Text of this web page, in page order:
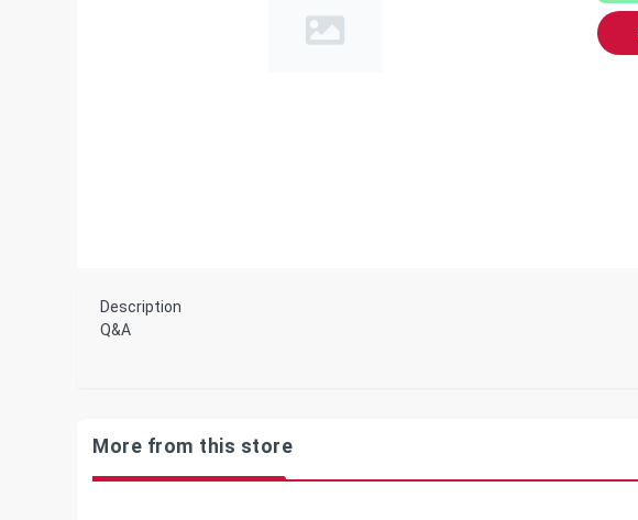
Description
Q&A
More from this store